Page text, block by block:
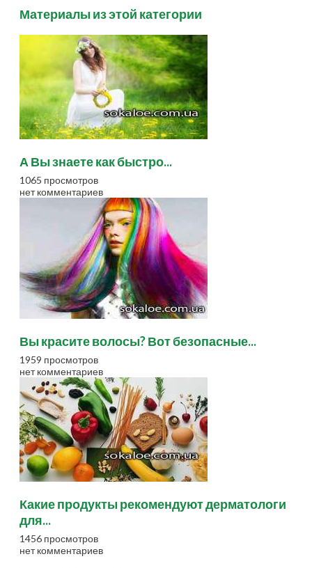
Материалы из этой категории
А Вы знаете как быстро...
1065 просмотров
нет комментариев
Вы красите волосы? Вот безопасные...
1959 просмотров
нет комментариев
Какие продукты рекомендуют дерматологи
для...
1456 просмотров
нет комментариев